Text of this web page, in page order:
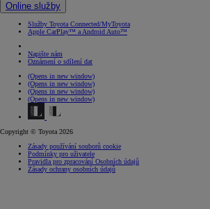
Online služby
Služby Toyota Connected/MyToyota
Apple CarPlay™ a Android Auto™
Napište nám
Oznámení o sdílení dat
(Opens in new window)
(Opens in new window)
(Opens in new window)
(Opens in new window)
Copyright © Toyota 2026
Zásady používání souborů cookie
Podmínky pro uživatele
Pravidla pro zpracování Osobních údajů
Zásady ochrany osobních údajů